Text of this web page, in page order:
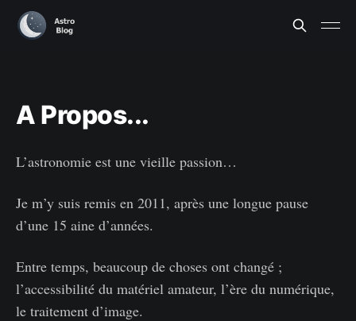
A Propos...
L’astronomie est une vieille passion…
Je m’y suis remis en 2011, après une longue pause
d’une 15 aine d’années.
Entre temps, beaucoup de choses ont changé ;
l’accessibilité du matériel amateur, l’ère du numérique,
le traitement d’image.